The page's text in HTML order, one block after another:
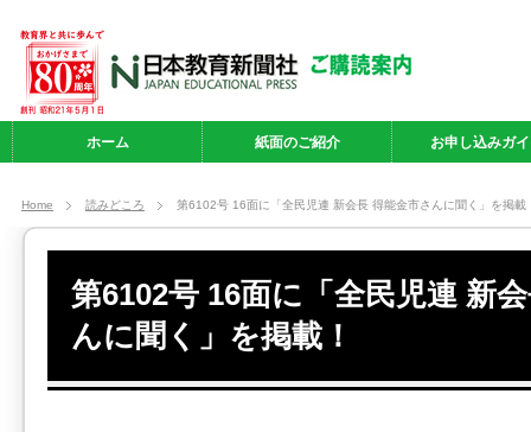
ホーム 紙面のご紹介 お申し込みガ
Home 読みどころ 第6102号 16面に「全民児連 新会長 得能金市さんに聞く」を掲載
第6102号 16面に「全民児連 新
んに聞く」を掲載！